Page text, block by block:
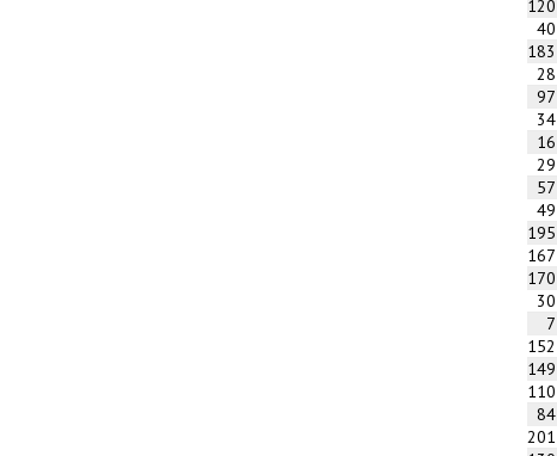
120
40
183
28
97
34
16
29
57
49
195
167
170
30
7
152
149
110
84
201